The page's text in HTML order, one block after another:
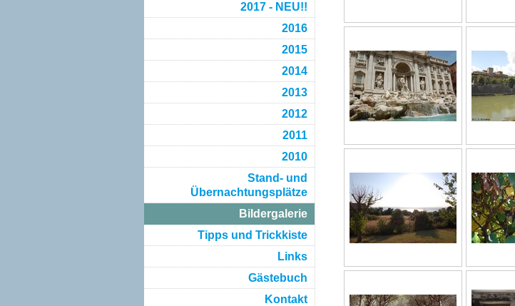
2017 - NEU!!
2016
2015
2014
2013
2012
2011
2010
Stand- und
Übernachtungsplätze
Bildergalerie
Tipps und Trickkiste
Links
Gästebuch
Kontakt